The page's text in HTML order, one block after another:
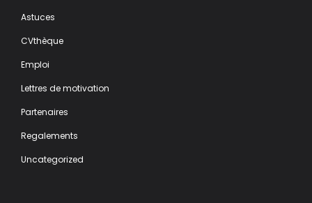
Astuces
CVthèque
Emploi
Lettres de motivation
Partenaires
Regalements
Uncategorized